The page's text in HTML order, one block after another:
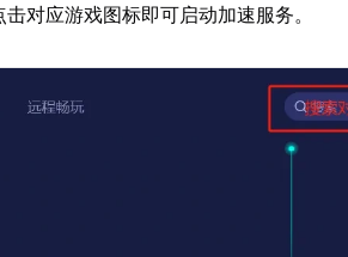
对应游戏图标即可启动加速服务。